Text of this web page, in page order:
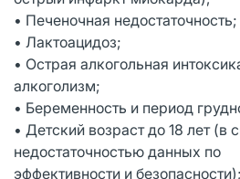
• Печеночная недостаточность;
• Лактоацидоз;
• Острая алкогольная
алкоголизм;
• Беременность и период
• Детский возраст до 18 лет (в
недостаточностью данных по
эффективности и безопасности);